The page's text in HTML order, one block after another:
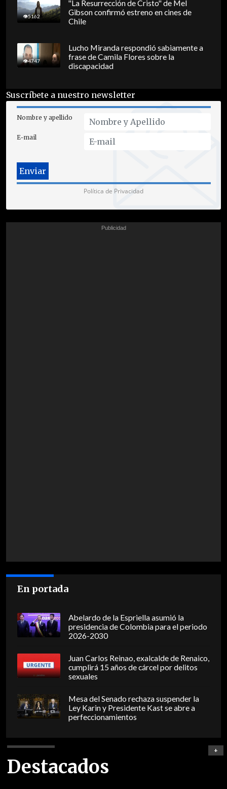
5162
"La Resurrección de Cristo" de Mel
Gibson confirmó estreno en cines de
Chile
4747
Lucho Miranda respondió sabiamente a
frase de Camila Flores sobre la
discapacidad
Suscríbete a nuestro newsletter
Nombre y apellido
E-mail
Política de Privacidad
En portada
Abelardo de la Espriella asumió la
presidencia de Colombia para el periodo
2026-2030
Juan Carlos Reinao, exalcalde de Renaico,
cumplirá 15 años de cárcel por delitos
sexuales
Mesa del Senado rechaza suspender la
Ley Karin y Presidente Kast se abre a
perfeccionamientos
Destacados
+